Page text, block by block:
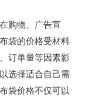
购物、广告宣
袋的价格受材料
订单量等因素影
选择适合自己需
袋价格不仅可以